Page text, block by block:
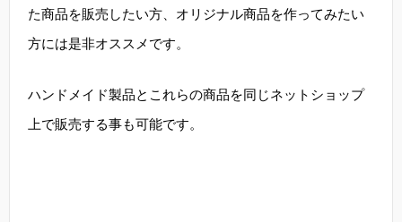
た商品を販売したい方、オリジナル商品を作ってみたい
方には是非オススメです。
ハンドメイド製品とこれらの商品を同じネットショップ
上で販売する事も可能です。